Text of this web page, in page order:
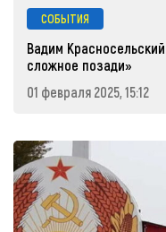
СОБЫТИЯ
Вадим
сложное позади»
01 февраля 2025, 15:12